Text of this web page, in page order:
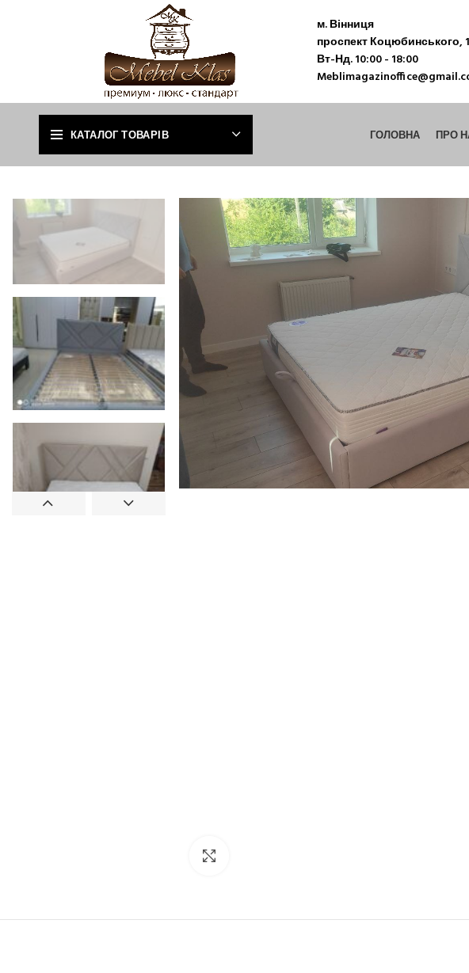
м. Вінниця
проспект Коцюбинського,
Вт-Нд. 10:00 - 18:00
КАТАЛОГ ТОВАРІВ ГОЛОВНА ПРО